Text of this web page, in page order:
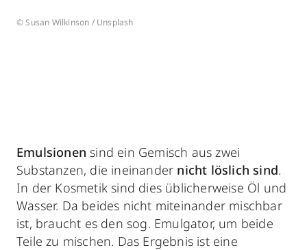
Aktionen
© Susan Wilkinson / Unsplash
Emulsionen sind ein Gemisch aus zwei
Substanzen, die ineinander nicht löslich sind.
In der Kosmetik sind dies üblicherweise Öl und
Wasser. Da beides nicht miteinander mischbar
ist, braucht es den sog. Emulgator, um beide
Teile zu mischen. Das Ergebnis ist eine